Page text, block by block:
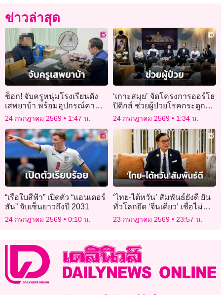
ข่าวล่าสุด
ช็อก! จับครูหนุ่มโรงเรียนดัง
เสพยาบ้า พร้อมอุปกรณ์คา
กระเป๋ากางเกง
24 กรกฎาคม 2569 1:47 น.
‘เกาะสมุย’ จัดโครงการออร์โธ
ปิดิกส์ ช่วยผู้ป่วยโรคกระดูก
และข้อ
24 กรกฎาคม 2569 1:34 น.
“เรือใบสีฟ้า” เปิดตัว “แอนเดอร์
สัน” จับเซ็นยาวถึงปี 2031
24 กรกฎาคม 2569 0:10 น.
‘ไทย-ไต้หวัน’ สัมพันธ์ยังดี ยัน
ทั่วโลกยึด ‘จีนเดียว’ เชื่อไม่
กระทบฟรีวีซ่า
23 กรกฎาคม 2569 23:57 น.